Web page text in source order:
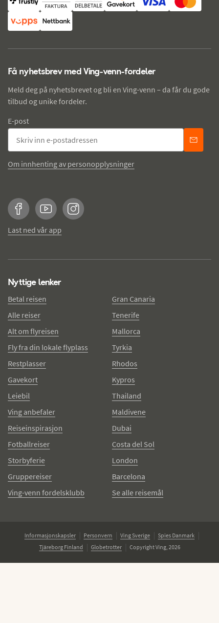
Få nyhetsbrev med Ving-venn-fordeler
Meld deg på nyhetsbrevet og bli en Ving-venn – da får du gode
tilbud og unike fordeler.
E-post
Om innhenting av personopplysninger
FacebookYouTubeInstagram
Last ned vår app
Nyttige lenker
Betal reisen
Alle reiser
Alt om flyreisen
Fly fra din lokale flyplass
Restplasser
Gavekort
Leiebil
Ving anbefaler
Reiseinspirasjon
Fotballreiser
Storbyferie
Gruppereiser
Ving-venn fordelsklubb
Gran Canaria
Tenerife
Mallorca
Tyrkia
Rhodos
Kypros
Thailand
Maldivene
Dubai
Costa del Sol
London
Barcelona
Se alle reisemål
Informasjonskapsler Personvern Ving Sverige
Spies Danmark
Tjäreborg Finland
Globetrotter Copyright Ving, 2026